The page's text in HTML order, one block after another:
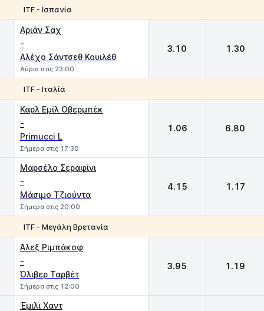
ITF - Ισπανία
Αριάν Σαχ
-
Αλέχο Σάντσεθ Κουιλέθ
Αύριο στις 23:00
3.10 1.30
ITF - Ιταλία
Καρλ Εμίλ Οβερμπέκ
-
Primucci L
Σήμερα στις 17:30
1.06 6.80
Μαρσέλο Σεραφίνι
-
Μάσιμο Τζιούντα
Σήμερα στις 20:00
4.15 1.17
ITF - Μεγάλη Βρετανία
Άλεξ Ριμπάκοφ
-
Όλιβερ Ταρβέτ
Σήμερα στις 12:00
3.95 1.19
Έμιλι Χαντ